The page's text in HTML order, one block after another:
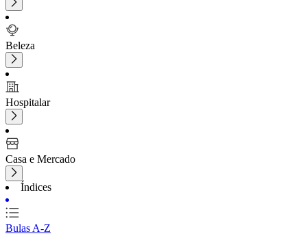
Beleza
Hospitalar
Casa e Mercado
Índices
Bulas A-Z